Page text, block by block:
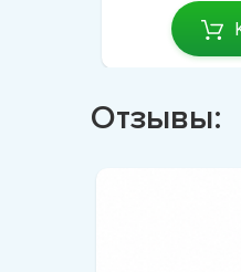
Отзывы: